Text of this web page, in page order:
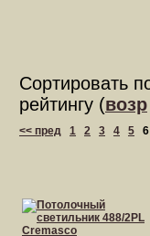
Сортировать
рейтингу (возр
<< пред 1 2 3 4 5 6